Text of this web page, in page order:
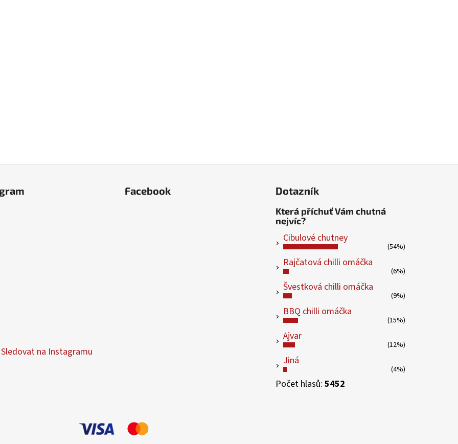
Sledovat na Instagramu
Facebook Dotazník
Která příchuť Vám chutná
nejvíc?
Cibulové chutney
(54%)
Rajčatová chilli omáčka
(6%)
Švestková chilli omáčka
(9%)
BBQ chilli omáčka
(15%)
Ajvar
(12%)
Jiná
(4%)
Počet hlasů: 5452